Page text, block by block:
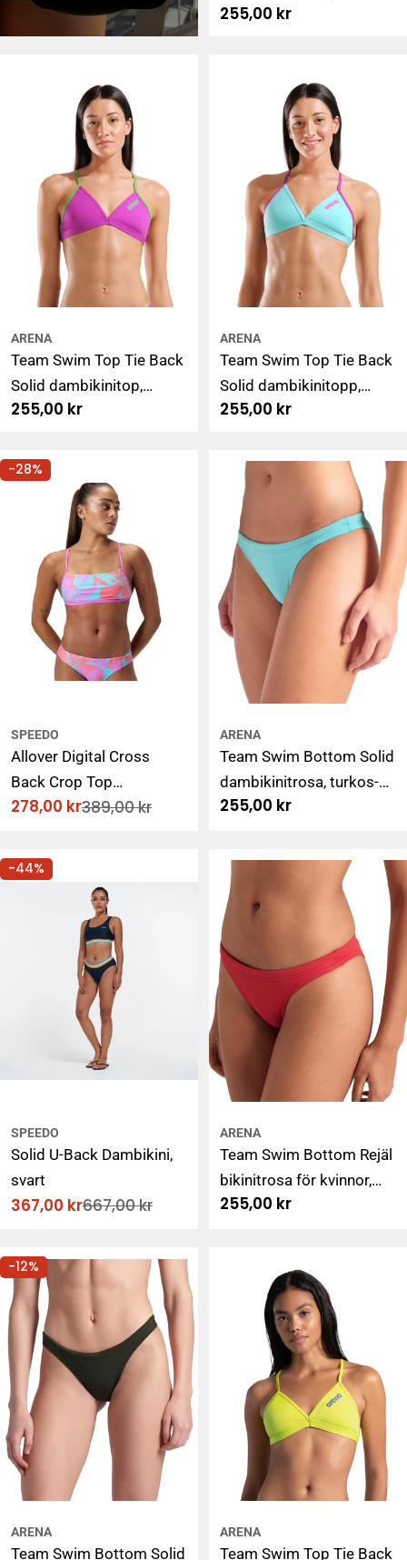
grön
Ordinarie
255,00 kr
ARENA
Team Swim Top Tie Back
Solid dambikinitop,
fuchsia-grön
Ordinarie
255,00 kr
ARENA
Team Swim Top Tie Back
Solid dambikinitopp,
turkos-fuchsia
Ordinarie
255,00 kr
-28%
SPEEDO
Allover Digital Cross
Back Crop Top
dambikinitopp, rosa-
Rabatterat
278,00 kr
Ordinarie389,00 kr
ARENA
Team Swim Bottom Solid
dambikinitrosa, turkos-
fuchsia
Ordinarie
255,00 kr
-44%
SPEEDO
Solid U-Back Dambikini,
svart
Rabatterat
367,00 kr
Ordinarie667,00 kr
ARENA
Team Swim Bottom Rejäl
bikinitrosa för kvinnor,
röd
Ordinarie
255,00 kr
-12%
ARENA
Team Swim Bottom Solid
ARENA
Team Swim Top Tie Back